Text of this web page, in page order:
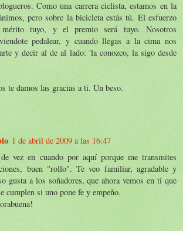
Como una carrera ciclista, estamos en la
pero sobre la bicicleta estás tú. El esfuerzo
tuyo, y el premio será tuyo. Nosotros
pedalear, y cuando llegas a la cima nos
y decir al de al lado: 'la conozco, la sigo desde
te damos las gracias a ti. Un beso.
1 de abril de 2009 a las 16:47
vez en cuando por aquí porque me transmites
buen "rollo". Te veo familiar, agradable y
gusta a los soñadores, que ahora vemos en tí que
cumplen si uno pone fe y empeño.